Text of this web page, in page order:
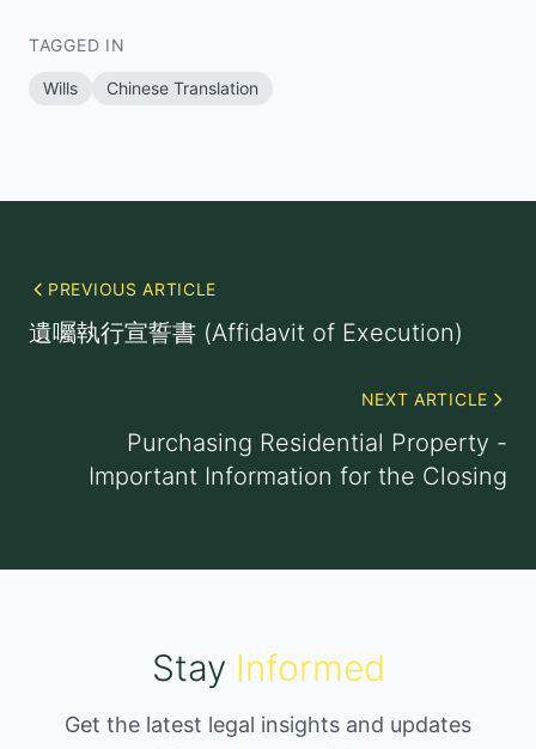
TAGGED IN
Wills Chinese Translation
PREVIOUS ARTICLE
遺囑執行宣誓書 (Affidavit of Execution)
NEXT ARTICLE
Purchasing Residential Property -
Important Information for the Closing
Stay Informed
Get the latest legal insights and updates